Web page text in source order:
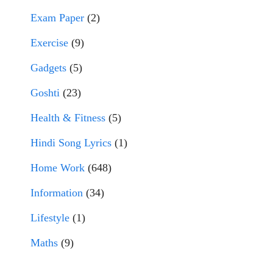
Exam Paper (2)
Exercise (9)
Gadgets (5)
Goshti (23)
Health & Fitness (5)
Hindi Song Lyrics (1)
Home Work (648)
Information (34)
Lifestyle (1)
Maths (9)